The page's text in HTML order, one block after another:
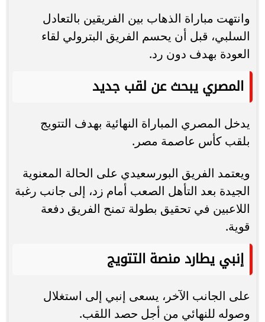
وانتهت مباراة الذهاب بين الفريقين بالتعادل
السلبي، قبل أن يحسم الفريق البترولي لقاء
العودة بهدف دون رد.
المصري يبحث عن لقب جديد
يدخل المصري المباراة النهائية بهدف التتويج
بلقب كأس عاصمة مصر.
ويعتمد الفريق البورسعيدي على الحالة المعنوية
الجيدة بعد التأهل الصعب أمام زد، إلى جانب رغبة
اللاعبين في تحقيق بطولة تمنح الفريق دفعة
قوية.
إنبي يطارد منصة التتويج
على الجانب الآخر، يسعى إنبي إلى استغلال
وصوله للنهائي من أجل حصد اللقب.